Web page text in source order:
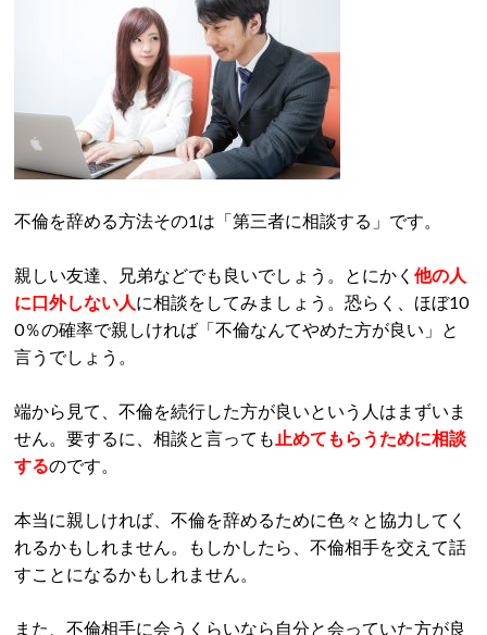
不倫を辞める方法その1は「第三者に相談する」です。
親しい友達、兄弟などでも良いでしょう。とにかく 他の人
に口外しない人に相談をしてみましょう。恐らく、ほぼ10
0％の確率で親しければ「不倫なんてやめた方が良い」と
言うでしょう。
端から見て、不倫を続行した方が良いという人はまずいま
せん。要するに、相談と言っても 止めてもらうために相談
するのです。
本当に親しければ、不倫を辞めるために色々と協力してく
れるかもしれません。もしかしたら、不倫相手を交えて話
すことになるかもしれません。
また、不倫相手に会うくらいなら自分と会っていた方が良